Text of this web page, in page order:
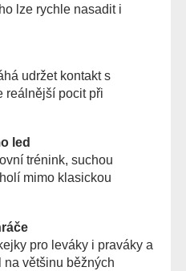
lze rychle nasadit i
udržet kontakt s
reálnější pocit při
led
trénink, suchou
mimo klasickou
pro leváky i praváky a
na většinu běžných